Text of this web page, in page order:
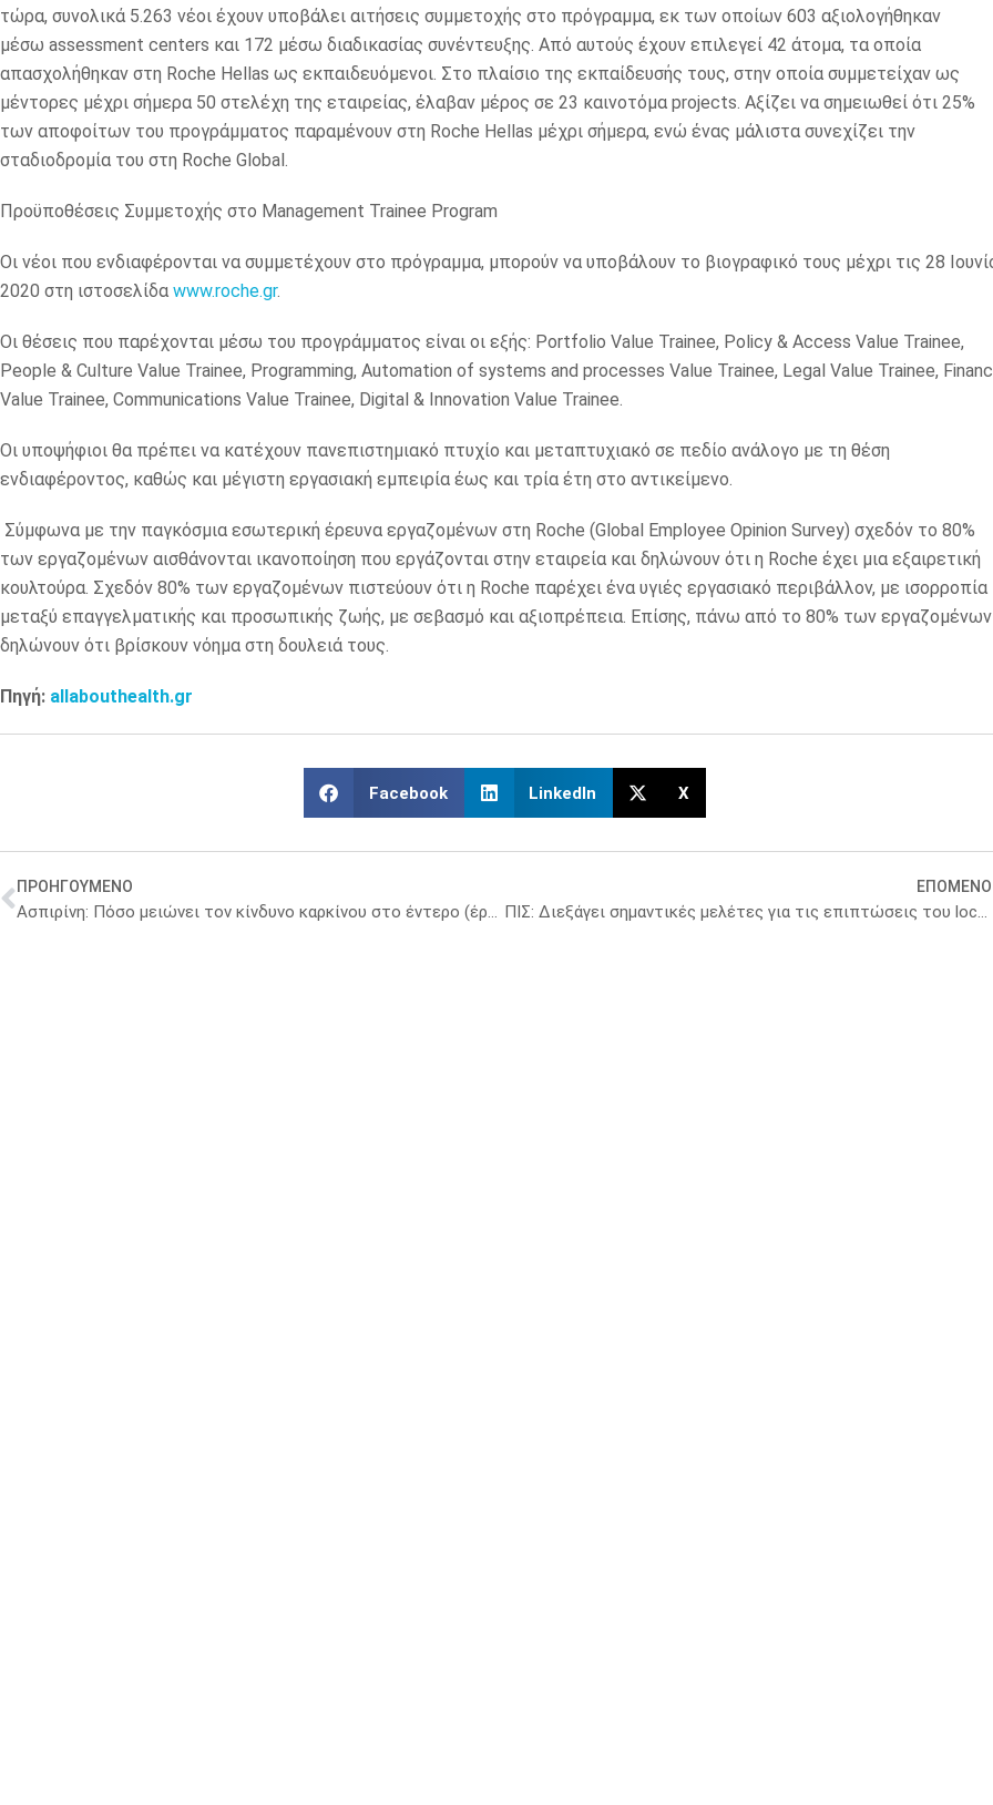
τώρα, συνολικά 5.263 νέοι έχουν υποβάλει αιτήσεις συμμετοχής στο πρόγραμμα, εκ των οποίων 603 αξιολογήθηκαν
μέσω assessment centers και 172 μέσω διαδικασίας συνέντευξης. Από αυτούς έχουν επιλεγεί 42 άτομα, τα οποία
απασχολήθηκαν στη Roche Hellas ως εκπαιδευόμενοι. Στο πλαίσιο της εκπαίδευσής τους, στην οποία συμμετείχαν ως
μέντορες μέχρι σήμερα 50 στελέχη της εταιρείας, έλαβαν μέρος σε 23 καινοτόμα projects. Αξίζει να σημειωθεί ότι 25%
των αποφοίτων του προγράμματος παραμένουν στη Roche Hellas μέχρι σήμερα, ενώ ένας μάλιστα συνεχίζει την
σταδιοδρομία του στη Roche Global.
Προϋποθέσεις Συμμετοχής στο Management Trainee Program
Οι νέοι που ενδιαφέρονται να συμμετέχουν στο πρόγραμμα, μπορούν να υποβάλουν το βιογραφικό τους μέχρι τις 28
2020 στη ιστοσελίδα www.roche.gr.
Οι θέσεις που παρέχονται μέσω του προγράμματος είναι οι εξής: Portfolio Value Trainee, Policy & Access Value Trainee,
People & Culture Value Trainee, Programming, Automation of systems and processes Value Trainee, Legal Value Trainee,
Value Trainee, Communications Value Trainee, Digital & Innovation Value Trainee.
Οι υποψήφιοι θα πρέπει να κατέχουν πανεπιστημιακό πτυχίο και μεταπτυχιακό σε πεδίο ανάλογο με τη θέση
ενδιαφέροντος, καθώς και μέγιστη εργασιακή εμπειρία έως και τρία έτη στο αντικείμενο.
Σύμφωνα με την παγκόσμια εσωτερική έρευνα εργαζομένων στη Roche (Global Employee Opinion Survey) σχεδόν το 80%
των εργαζομένων αισθάνονται ικανοποίηση που εργάζονται στην εταιρεία και δηλώνουν ότι η Roche έχει μια εξαιρετική
κουλτούρα. Σχεδόν 80% των εργαζομένων πιστεύουν ότι η Roche παρέχει ένα υγιές εργασιακό περιβάλλον, με ισορροπία
μεταξύ επαγγελματικής και προσωπικής ζωής, με σεβασμό και αξιοπρέπεια. Επίσης, πάνω από το 80% των εργαζομένων
δηλώνουν ότι βρίσκουν νόημα στη δουλειά τους.
Πηγή: allabouthealth.gr
Facebook LinkedIn X
ΠΡΟΗΓΟΥΜΕΝΟ
Ασπιρίνη: Πόσο μειώνει τον κίνδυνο καρκίνου στο έντερο (έρευνα)
ΕΠΟΜΕΝΟ
ΠΙΣ: Διεξάγει σημαντικές μελέτες για τις επιπτώσεις του lockdown στην ψυχική υγεία των πολιτών